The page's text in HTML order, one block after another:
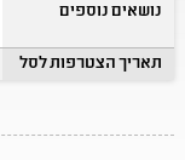
נושאים נוספים
תאריך הצטרפות לסל